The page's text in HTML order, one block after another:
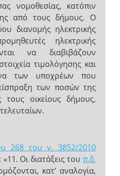
νομοθεσίας, κατόπιν
από τους δήμους. Ο
διανομής ηλεκτρικής
ηλεκτρικής
να διαβιβάζουν
τιμολόγησης και
των υποχρέων που
των ποσών της
οικείους δήμους,
268 του ν. 3852/2010
Οι διατάξεις του π.δ.
κατ’ αναλογία,